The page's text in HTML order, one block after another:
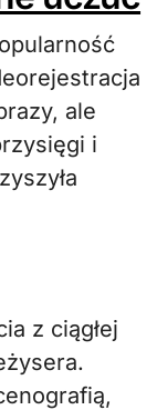
ale
i
z ciągłej